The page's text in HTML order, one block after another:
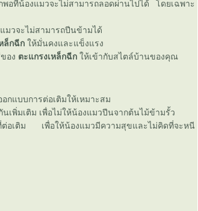
อที่น้องแมวจะไม่สามารถลอดผ่านไปได้ โดยเฉพาะ
มวจะไม่สามารถปีนข้ามได้
ล็กฉีก ห้มั่นคงและแข็งแรง
อง ตะแกรงเหล็กฉีก ห้เข้ากับสไตล์บ้านของคุณ
กแบบการต่อเติมให้เหมาะสม
เพิ่มเติม เพื่อไม่ให้น้องแมวปีนจากต้นไม้ข้ามรั้ว
ต่อเติม เพื่อให้น้องแมวมีความสุขและไม่คิดที่จะหนี